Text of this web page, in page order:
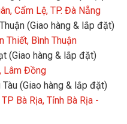
Cẩm Lệ, TP. Đà Nẵng
(Giao hàng & lắp đặt)
Thiết, Bình Thuận
(Giao hàng & lắp đặt)
Lâm Đồng
(Giao hàng & lắp đặt)
Bà Rịa, Tỉnh Bà Rịa -